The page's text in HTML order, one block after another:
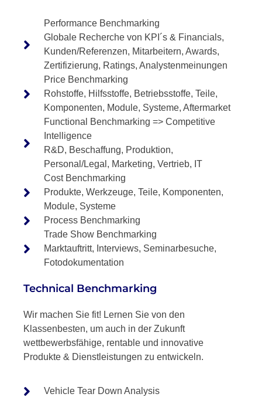
Performance Benchmarking
Globale Recherche von KPI´s & Financials,
Kunden/Referenzen, Mitarbeitern, Awards,
Zertifizierung, Ratings, Analystenmeinungen
Price Benchmarking
Rohstoffe, Hilfsstoffe, Betriebsstoffe, Teile,
Komponenten, Module, Systeme, Aftermarket
Functional Benchmarking => Competitive
Intelligence
R&D, Beschaffung, Produktion,
Personal/Legal, Marketing, Vertrieb, IT
Cost Benchmarking
Produkte, Werkzeuge, Teile, Komponenten,
Module, Systeme
Process Benchmarking
Trade Show Benchmarking
Marktauftritt, Interviews, Seminarbesuche,
Fotodokumentation
Technical Benchmarking
Wir machen Sie fit! Lernen Sie von den
Klassenbesten, um auch in der Zukunft
wettbewerbsfähige, rentable und innovative
Produkte & Dienstleistungen zu entwickeln.
Vehicle Tear Down Analysis